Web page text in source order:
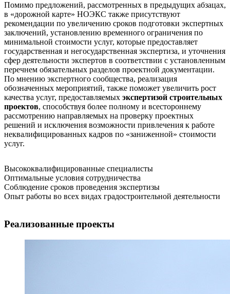
Помимо предложений, рассмотренных в предыдущих абзацах,
в «дорожной карте» НОЭКС также присутствуют
рекомендации по увеличению сроков подготовки экспертных
заключений, установлению временного ограничения по
минимальной стоимости услуг, которые предоставляет
государственная и негосударственная экспертиза, и уточнения
сфер деятельности экспертов в соответствии с установленным
перечнем обязательных разделов проектной документации.
По мнению экспертного сообщества, реализация
обозначенных мероприятий, также поможет увеличить рост
качества услуг, предоставляемых экспертизой строительных
проектов, способствуя более полному и всестороннему
рассмотрению направляемых на проверку проектных
решений и исключения возможности привлечения к работе
неквалифицированных кадров по «заниженной» стоимости
услуг.
Высококвалифицированные специалисты
Оптимальные условия сотрудничества
Соблюдение сроков проведения экспертизы
Опыт работы во всех видах градостроительной деятельности
Реализованные проекты